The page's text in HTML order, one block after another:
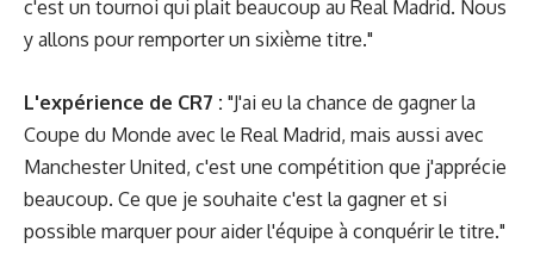
c'est un tournoi qui plait beaucoup au Real Madrid. Nous
y allons pour remporter un sixième titre."
L'expérience de CR7 : "J'ai eu la chance de gagner la
Coupe du Monde avec le Real Madrid, mais aussi avec
Manchester United, c'est une compétition que j'apprécie
beaucoup. Ce que je souhaite c'est la gagner et si
possible marquer pour aider l'équipe à conquérir le titre."